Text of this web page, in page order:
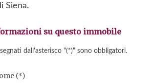
Siena.
su questo immobile
dall'asterisco "(*)" sono obbligatori.
(*)